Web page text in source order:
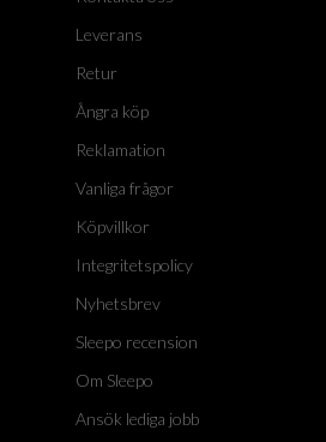
Leverans
Retur
Ångra köp
Reklamation
Vanliga frågor
Köpvillkor
Integritetspolicy
Nyhetsbrev
Sleepo recension
Om Sleepo
Ansök lediga jobb